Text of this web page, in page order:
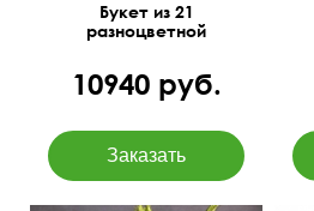
Букет из 21
разноцветной
10940 руб.